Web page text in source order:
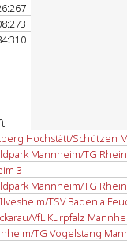
Hochstätt/Schützen
Mannheim/TG
3
Mannheim/TG
TSV Badenia
VfL Kurpfalz
TG Vogelstang